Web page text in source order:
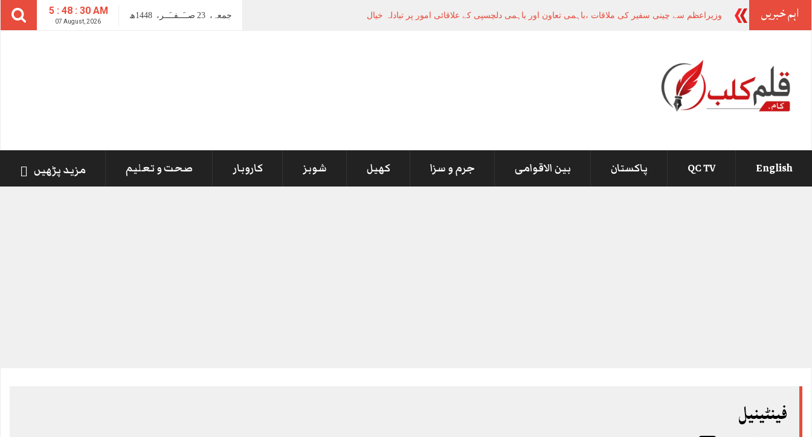
5 : 48 : 31 AM
07 August, 2026
جمعہ، 23 صــَــفــَــر، 1448ھ اہم خبریں وزیراعظم سے چینی سفیر کی ملاقات ،باہمی تعاون اور باہمی دلچسپی کے علاقائی امور پر تبادلہ خیال
English
QC TV پاکستان بین الاقوامی جرم و سزا کھیل شوبز کاروبار صحت و تعلیم مزید پڑھیں
فینٹینیل